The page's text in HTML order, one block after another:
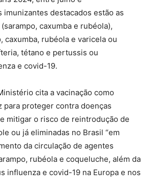
imunizantes destacados estão as
caxumba e rubéola),
caxumba, rubéola e varicela ou
tétano e pertussis ou
e covid-19.
cita a vacinação como
para proteger contra doenças
mitigar o risco de reintrodução de
ou já eliminadas no Brasil “em
da circulação de agentes
rubéola e coqueluche, além da
influenza e covid-19 na Europa e nos